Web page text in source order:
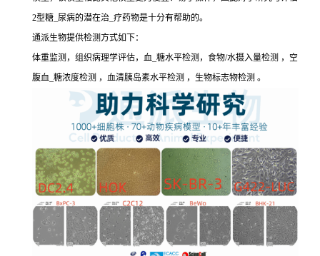
2型糖_尿病的潜在治_疗药物是十分有帮助的。
通派生物提供检测方式如下：
体重监测，组织病理学评估，血_糖水平检测，食物/水摄入量检测 ，空
腹血_糖浓度检测 ，血清胰岛素水平检测 ，生物标志物检测 。